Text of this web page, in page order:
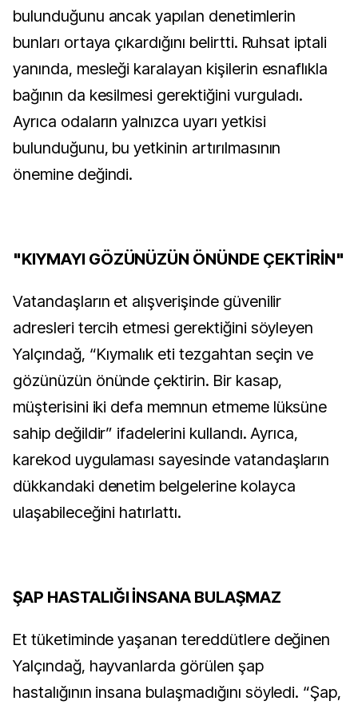
bulunduğunu ancak yapılan denetimlerin
bunları ortaya çıkardığını belirtti. Ruhsat iptali
yanında, mesleği karalayan kişilerin esnaflıkla
bağının da kesilmesi gerektiğini vurguladı.
Ayrıca odaların yalnızca uyarı yetkisi
bulunduğunu, bu yetkinin artırılmasının
önemine değindi.
"KIYMAYI GÖZÜNÜZÜN ÖNÜNDE ÇEKTİRİN"
Vatandaşların et alışverişinde güvenilir
adresleri tercih etmesi gerektiğini söyleyen
Yalçındağ, “Kıymalık eti tezgahtan seçin ve
gözünüzün önünde çektirin. Bir kasap,
müşterisini iki defa memnun etmeme lüksüne
sahip değildir” ifadelerini kullandı. Ayrıca,
karekod uygulaması sayesinde vatandaşların
dükkandaki denetim belgelerine kolayca
ulaşabileceğini hatırlattı.
ŞAP HASTALIĞI İNSANA BULAŞMAZ
Et tüketiminde yaşanan tereddütlere değinen
Yalçındağ, hayvanlarda görülen şap
hastalığının insana bulaşmadığını söyledi. “Şap,